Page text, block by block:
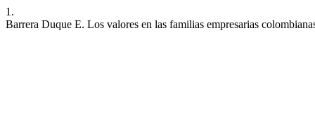
1.
Barrera Duque E. Los valores en las familias empresarias